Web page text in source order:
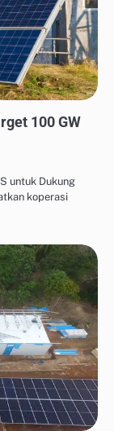
100 GW
untuk Dukung
koperasi